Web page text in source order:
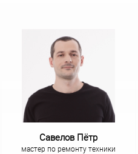
Савелов Пётр
мастер по ремонту техники